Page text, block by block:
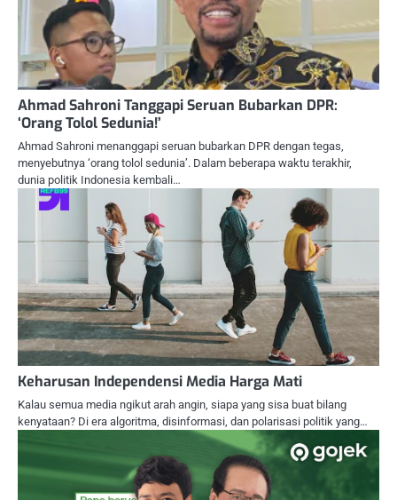
Ahmad Sahroni Tanggapi Seruan Bubarkan DPR:
‘Orang Tolol Sedunia!’
Ahmad Sahroni menanggapi seruan bubarkan DPR dengan tegas,
menyebutnya ‘orang tolol sedunia’. Dalam beberapa waktu terakhir,
dunia politik Indonesia kembali…
Keharusan Independensi Media Harga Mati
Kalau semua media ngikut arah angin, siapa yang sisa buat bilang
kenyataan? Di era algoritma, disinformasi, dan polarisasi politik yang…